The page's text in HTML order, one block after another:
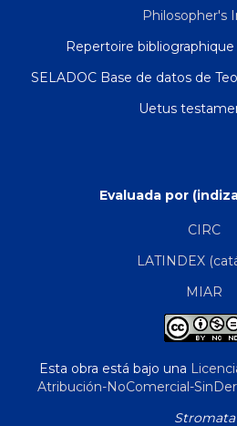
Philosopher's
Repertoire
SELADOC Base de datos de
Uetus
Evaluada por
CIRC
LATINDEX
MIAR
Esta obra está bajo una
Atribución-NoComercial-
Stromata